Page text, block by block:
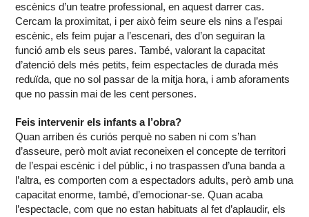
escènics d’un teatre professional, en aquest darrer cas.
Cercam la proximitat, i per això feim seure els nins a l’espai
escènic, els feim pujar a l’escenari, des d’on seguiran la
funció amb els seus pares. També, valorant la capacitat
d’atenció dels més petits, feim espectacles de durada més
reduïda, que no sol passar de la mitja hora, i amb aforaments
que no passin mai de les cent persones.
Feis intervenir els infants a l’obra?
Quan arriben és curiós perquè no saben ni com s’han
d’asseure, però molt aviat reconeixen el concepte de territori
de l’espai escènic i del públic, i no traspassen d’una banda a
l’altra, es comporten com a espectadors adults, però amb una
capacitat enorme, també, d’emocionar-se. Quan acaba
l’espectacle, com que no estan habituats al fet d’aplaudir, els